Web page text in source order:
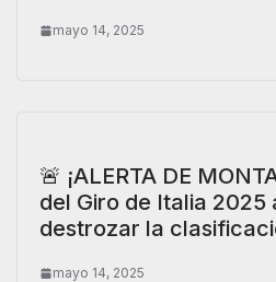
mayo 14, 2025
🚨 ¡ALERTA DE
del Giro de Italia 2025
destrozar la
mayo 14, 2025